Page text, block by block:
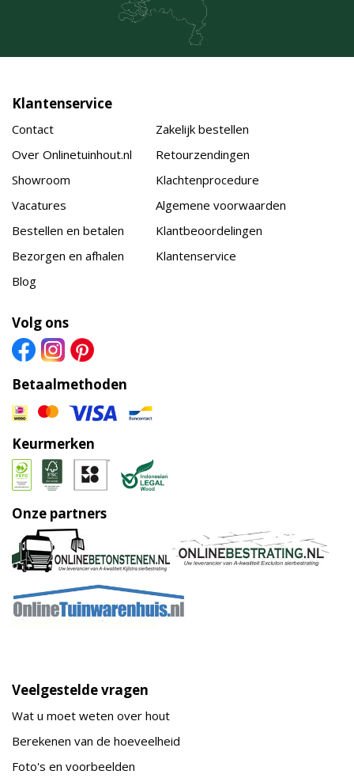
Klantenservice
Contact
Over Onlinetuinhout.nl
Showroom
Vacatures
Bestellen en betalen
Bezorgen en afhalen
Blog
Zakelijk bestellen
Retourzendingen
Klachtenprocedure
Algemene voorwaarden
Klantbeoordelingen
Klantenservice
Volg ons
Betaalmethoden
Keurmerken
Onze partners
Veelgestelde vragen
Wat u moet weten over hout
Berekenen van de hoeveelheid
Foto's en voorbeelden